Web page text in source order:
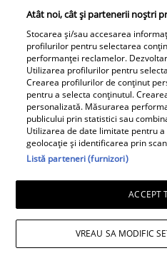
Atât noi, cât și partenerii noștri
Stocarea și/sau accesarea
profilurilor pentru selectarea
performanței reclamelor.
Utilizarea profilurilor pentru
Crearea profilurilor de conținut
pentru a selecta conținutul.
personalizată. Măsurarea
publicului prin statistici sau
Utilizarea de date limitate pentru
geolocație și identificarea prin
Listă parteneri (furnizori)
ACCEPT
VREAU SA MODIFIC